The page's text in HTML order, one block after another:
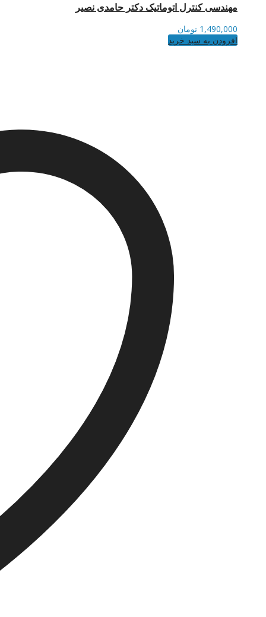
مهندسی کنترل اتوماتیک دکتر حامدی نصیر
1,490,000 تومان
افزودن به سبد خرید